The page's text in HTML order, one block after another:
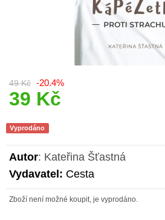
49 Kč -20.4%
39 Kč
Vyprodáno
Autor: Kateřina Šťastná
Vydavatel: Cesta
Zboží není možné koupit, je vyprodáno.